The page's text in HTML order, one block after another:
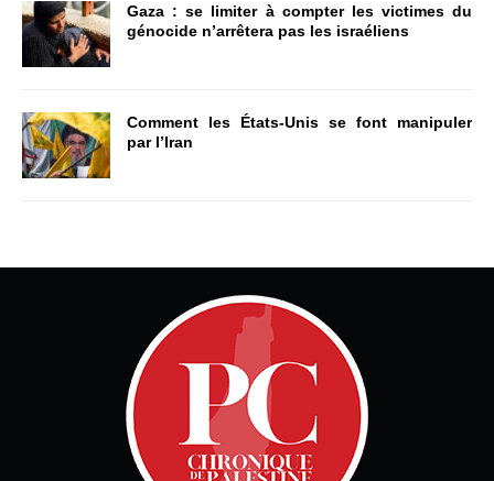
Gaza : se limiter à compter les victimes du
génocide n’arrêtera pas les israéliens
Comment les États-Unis se font manipuler
par l’Iran